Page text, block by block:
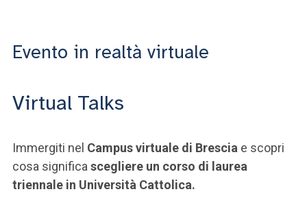
Evento in realtà virtuale
Virtual Talks
Immergiti nel Campus virtuale di Brescia e scopri
cosa significa scegliere un corso di laurea
triennale in Università Cattolica.